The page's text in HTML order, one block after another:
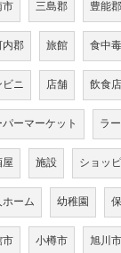
市 三島郡 豊能郡
内郡 旅館 食中毒
ビニ 店舗 飲食店
パーマーケット ラ
屋 施設 ショッ
ホーム 幼稚園
市 小樽市 旭川市